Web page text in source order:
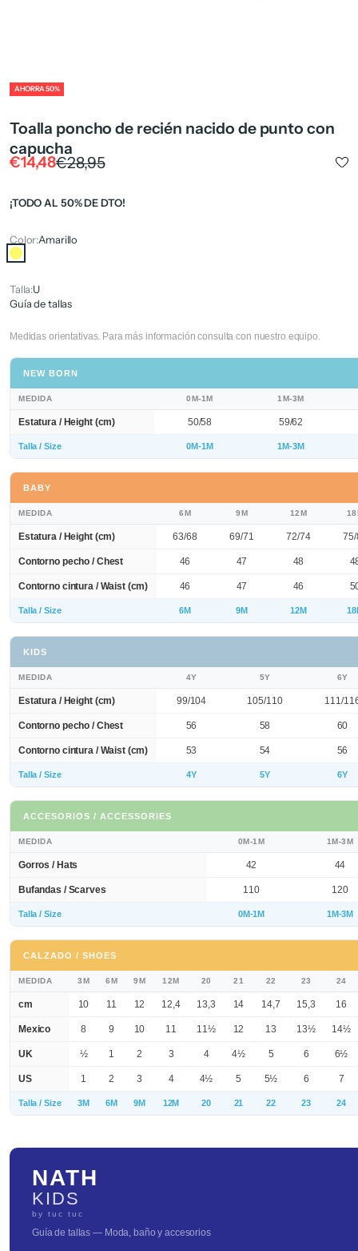
AHORRA 50%
Toalla poncho de recién nacido de punto con
capucha
Precio de oferta
€14,48Precio normal
€28,95
¡TODO AL 50% DE DTO!
Color:Amarillo
Amarillo
Talla:U
Guía de tallas
Medidas orientativas. Para más información consulta con nuestro equipo.
NEW BORN
MEDIDA 0M-1M 1M-3M
Estatura / Height (cm) 50/58 59/62
Talla / Size 0M-1M 1M-3M
BABY
MEDIDA 6M 9M 12M
Estatura / Height (cm) 63/68 69/71 72/74
Contorno pecho / Chest 46 47 48
Contorno cintura / Waist (cm) 46 47 46
Talla / Size 6M 9M 12M
KIDS
MEDIDA 4Y 5Y 6Y
Estatura / Height (cm) 99/104 105/110 111/
Contorno pecho / Chest 56 58 60
Contorno cintura / Waist (cm) 53 54 56
Talla / Size 4Y 5Y 6Y
ACCESORIOS / ACCESSORIES
MEDIDA 0M-1M 1M-3M
Gorros / Hats 42 44
Bufandas / Scarves 110 120
Talla / Size 0M-1M 1M-3M
CALZADO / SHOES
MEDIDA 3M 6M 9M 12M 20 21 22 23 24
cm 10 11 12 12,4 13,3 14 14,7 15,3 16
Mexico 8 9 10 11 11½ 12 13 13½ 14½
UK ½ 1 2 3 4 4½ 5 6 6½
US 1 2 3 4 4½ 5 5½ 6 7
Talla / Size 3M 6M 9M 12M 20 21 22 23 24
NATH
KIDS
by tuc tuc
Guía de tallas — Moda, baño y accesorios